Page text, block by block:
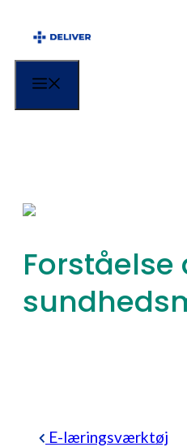
E-læringsværktøj